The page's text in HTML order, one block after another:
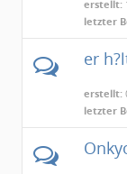
erstellt:
letzter
er
erstellt:
letzter